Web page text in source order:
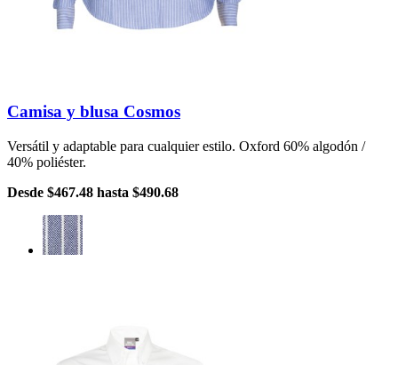
Camisa y blusa Cosmos
Versátil y adaptable para cualquier estilo. Oxford 60% algodón /
40% poliéster.
Desde $467.48 hasta $490.68